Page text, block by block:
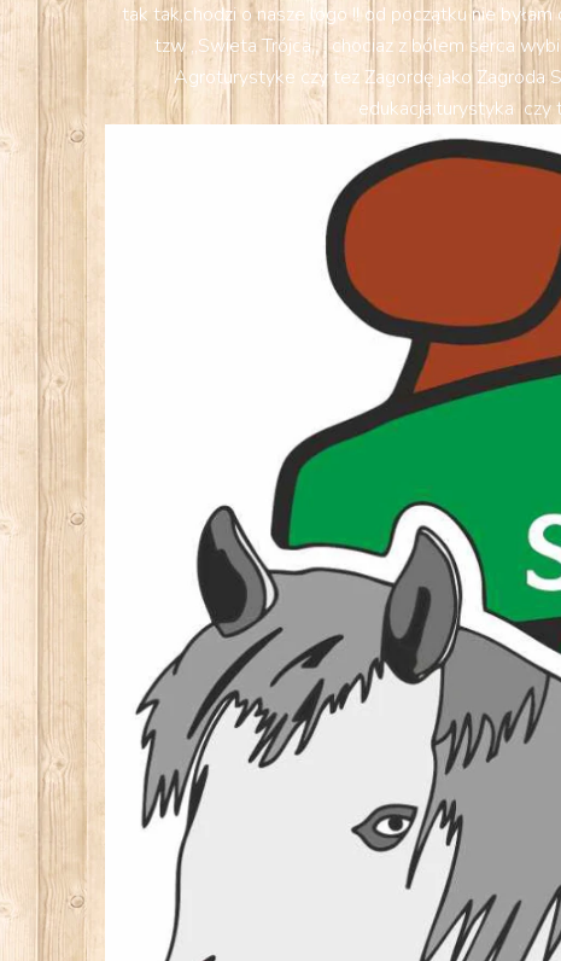
tak tak,chodzi o nasze logo !! od początku nie
tzw ,,Swieta Trójca,, , chociaz z bólem serca
Agroturystyke czy tez Zagordę jako Zagroda
edukacja,turystyka czy